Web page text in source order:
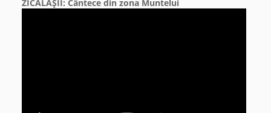
ZICĂLAŞII: Cântece din zona Muntelui